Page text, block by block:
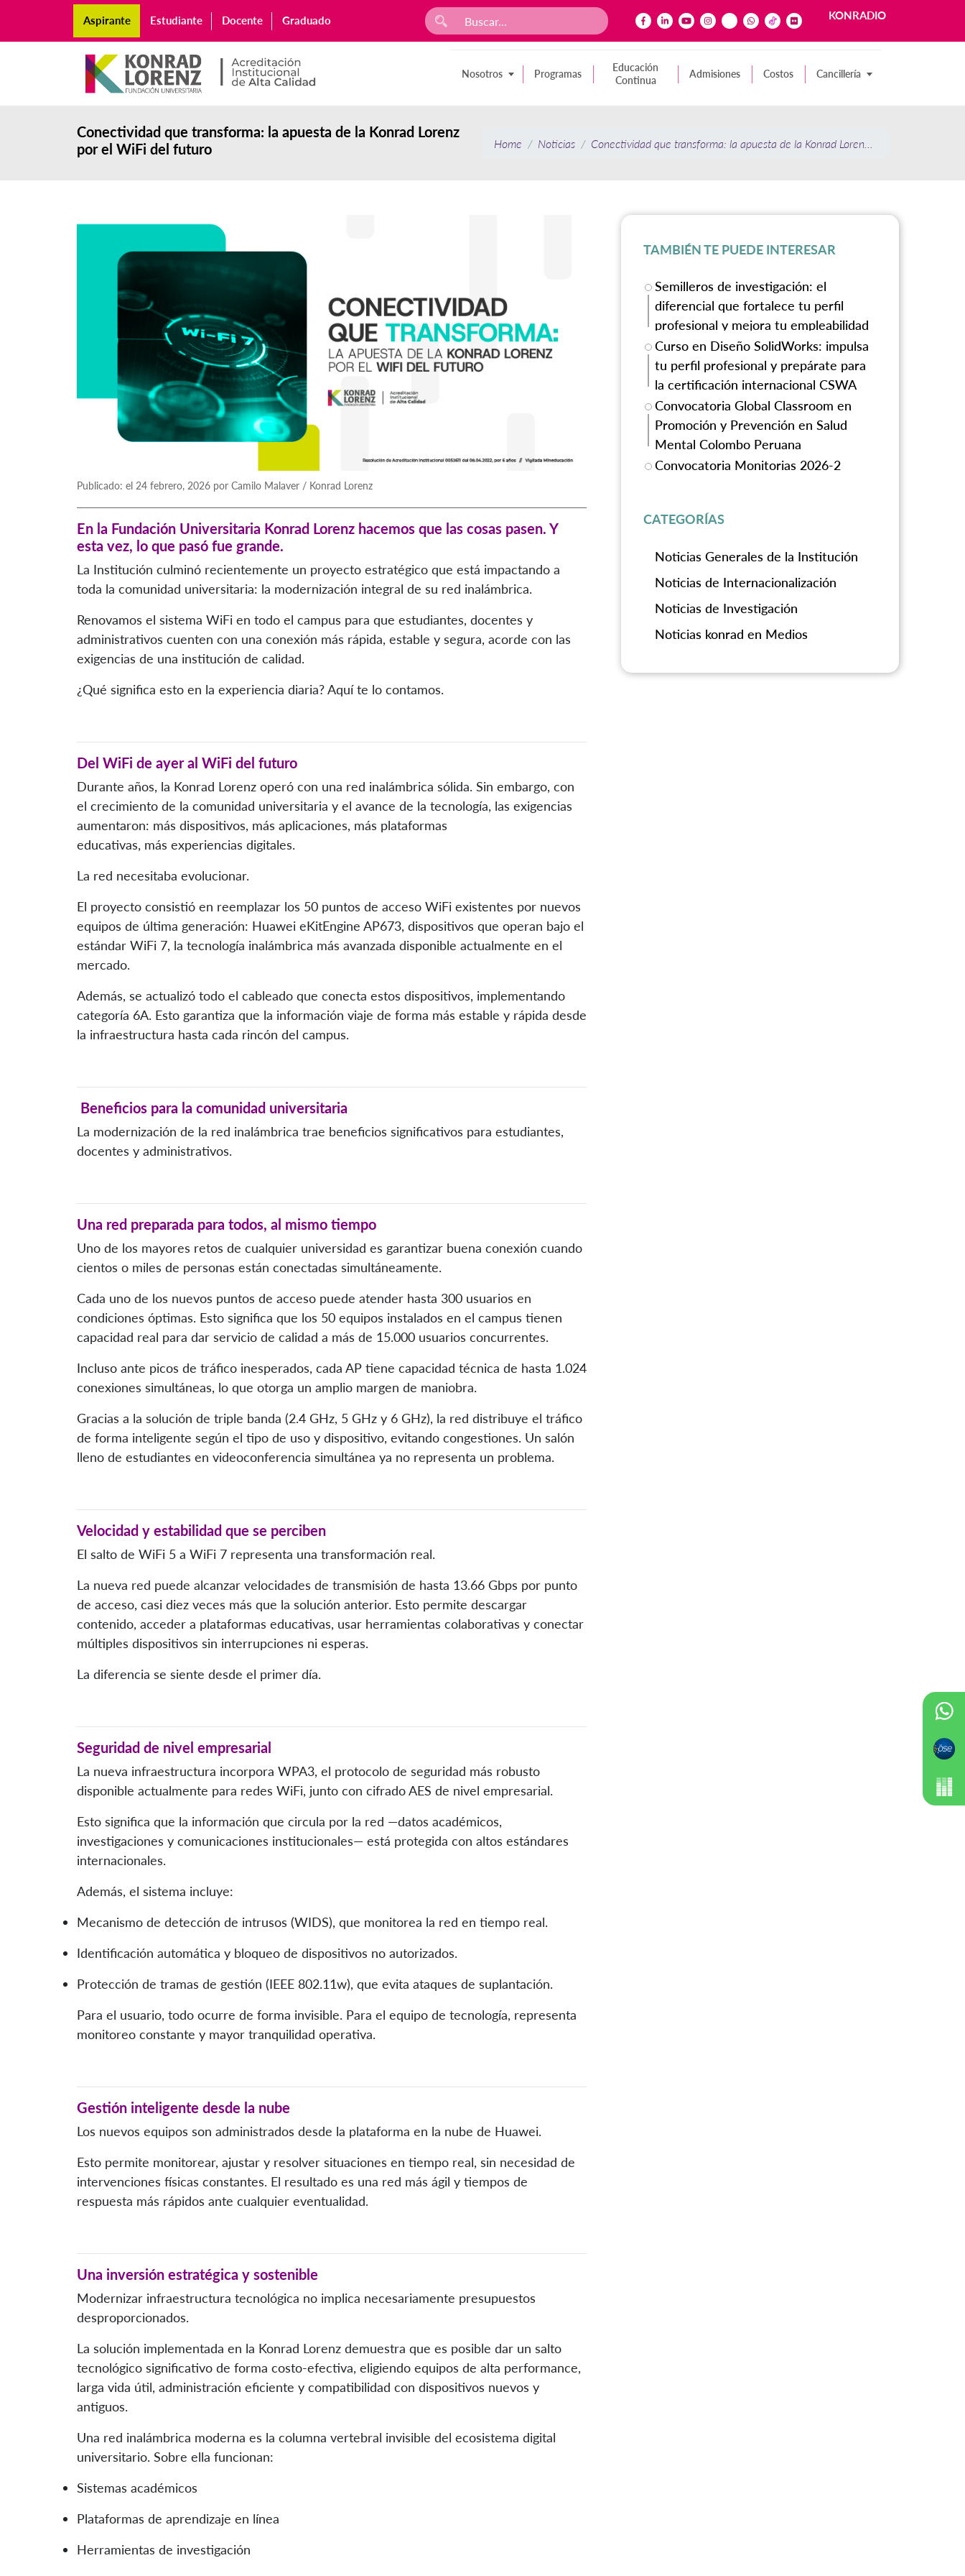
Aspirante Estudiante Docente Graduado KONRADIO
Nosotros Programas
Educación
Continua
Admisiones Costos Cancillería
Conectividad que transforma: la apuesta de la Konrad Lorenz
por el WiFi del futuro
Home Noticias Conectividad que transforma: la apuesta de la Konrad Lorenz por el WiFi del
Publicado: el 24 febrero, 2026 por Camilo Malaver / Konrad Lorenz
En la Fundación Universitaria Konrad Lorenz hacemos que las cosas pasen. Y
esta vez, lo que pasó fue grande.
La Institución culminó recientemente un proyecto estratégico que está impactando a
toda la comunidad universitaria: la modernización integral de su red inalámbrica.
Renovamos el sistema WiFi en todo el campus para que estudiantes, docentes y
administrativos cuenten con una conexión más rápida, estable y segura, acorde con las
exigencias de una institución de calidad.
¿Qué significa esto en la experiencia diaria? Aquí te lo contamos.
Del WiFi de ayer al WiFi del futuro
Durante años, la Konrad Lorenz operó con una red inalámbrica sólida. Sin embargo, con
el crecimiento de la comunidad universitaria y el avance de la tecnología, las exigencias
aumentaron: más dispositivos, más aplicaciones, más plataformas
educativas, más experiencias digitales.
La red necesitaba evolucionar.
El proyecto consistió en reemplazar los 50 puntos de acceso WiFi existentes por nuevos
equipos de última generación: Huawei eKitEngine AP673, dispositivos que operan bajo el
estándar WiFi 7, la tecnología inalámbrica más avanzada disponible actualmente en el
mercado.
Además, se actualizó todo el cableado que conecta estos dispositivos, implementando
categoría 6A. Esto garantiza que la información viaje de forma más estable y rápida desde
la infraestructura hasta cada rincón del campus.
Beneficios para la comunidad universitaria
La modernización de la red inalámbrica trae beneficios significativos para estudiantes,
docentes y administrativos.
Una red preparada para todos, al mismo tiempo
Uno de los mayores retos de cualquier universidad es garantizar buena conexión cuando
cientos o miles de personas están conectadas simultáneamente.
Cada uno de los nuevos puntos de acceso puede atender hasta 300 usuarios en
condiciones óptimas. Esto significa que los 50 equipos instalados en el campus tienen
capacidad real para dar servicio de calidad a más de 15.000 usuarios concurrentes.
Incluso ante picos de tráfico inesperados, cada AP tiene capacidad técnica de hasta 1.024
conexiones simultáneas, lo que otorga un amplio margen de maniobra.
Gracias a la solución de triple banda (2.4 GHz, 5 GHz y 6 GHz), la red distribuye el tráfico
de forma inteligente según el tipo de uso y dispositivo, evitando congestiones. Un salón
lleno de estudiantes en videoconferencia simultánea ya no representa un problema.
Velocidad y estabilidad que se perciben
El salto de WiFi 5 a WiFi 7 representa una transformación real.
La nueva red puede alcanzar velocidades de transmisión de hasta 13.66 Gbps por punto
de acceso, casi diez veces más que la solución anterior. Esto permite descargar
contenido, acceder a plataformas educativas, usar herramientas colaborativas y conectar
múltiples dispositivos sin interrupciones ni esperas.
La diferencia se siente desde el primer día.
Seguridad de nivel empresarial
La nueva infraestructura incorpora WPA3, el protocolo de seguridad más robusto
disponible actualmente para redes WiFi, junto con cifrado AES de nivel empresarial.
Esto significa que la información que circula por la red —datos académicos,
investigaciones y comunicaciones institucionales— está protegida con altos estándares
internacionales.
Además, el sistema incluye:
Mecanismo de detección de intrusos (WIDS), que monitorea la red en tiempo real.
Identificación automática y bloqueo de dispositivos no autorizados.
Protección de tramas de gestión (IEEE 802.11w), que evita ataques de suplantación.
Para el usuario, todo ocurre de forma invisible. Para el equipo de tecnología, representa
monitoreo constante y mayor tranquilidad operativa.
Gestión inteligente desde la nube
Los nuevos equipos son administrados desde la plataforma en la nube de Huawei.
Esto permite monitorear, ajustar y resolver situaciones en tiempo real, sin necesidad de
intervenciones físicas constantes. El resultado es una red más ágil y tiempos de
respuesta más rápidos ante cualquier eventualidad.
Una inversión estratégica y sostenible
Modernizar infraestructura tecnológica no implica necesariamente presupuestos
desproporcionados.
La solución implementada en la Konrad Lorenz demuestra que es posible dar un salto
tecnológico significativo de forma costo-efectiva, eligiendo equipos de alta performance,
larga vida útil, administración eficiente y compatibilidad con dispositivos nuevos y
antiguos.
Una red inalámbrica moderna es la columna vertebral invisible del ecosistema digital
universitario. Sobre ella funcionan:
Sistemas académicos
Plataformas de aprendizaje en línea
Herramientas de investigación
TAMBIÉN TE PUEDE INTERESAR
Semilleros de investigación: el
diferencial que fortalece tu perfil
profesional y mejora tu empleabilidad
Curso en Diseño SolidWorks: impulsa
tu perfil profesional y prepárate para
la certificación internacional CSWA
Convocatoria Global Classroom en
Promoción y Prevención en Salud
Mental Colombo Peruana
Convocatoria Monitorias 2026-2
CATEGORÍAS
Noticias Generales de la Institución
Noticias de Internacionalización
Noticias de Investigación
Noticias konrad en Medios